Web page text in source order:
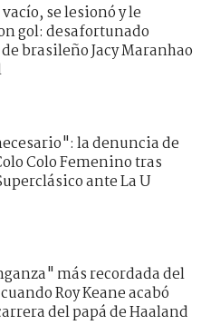
se lesionó y le
gol: desafortunado
brasileño Jacy Maranhao
la denuncia de
Colo Femenino tras
ante La U
más recordada del
Roy Keane acabó
del papá de Haaland